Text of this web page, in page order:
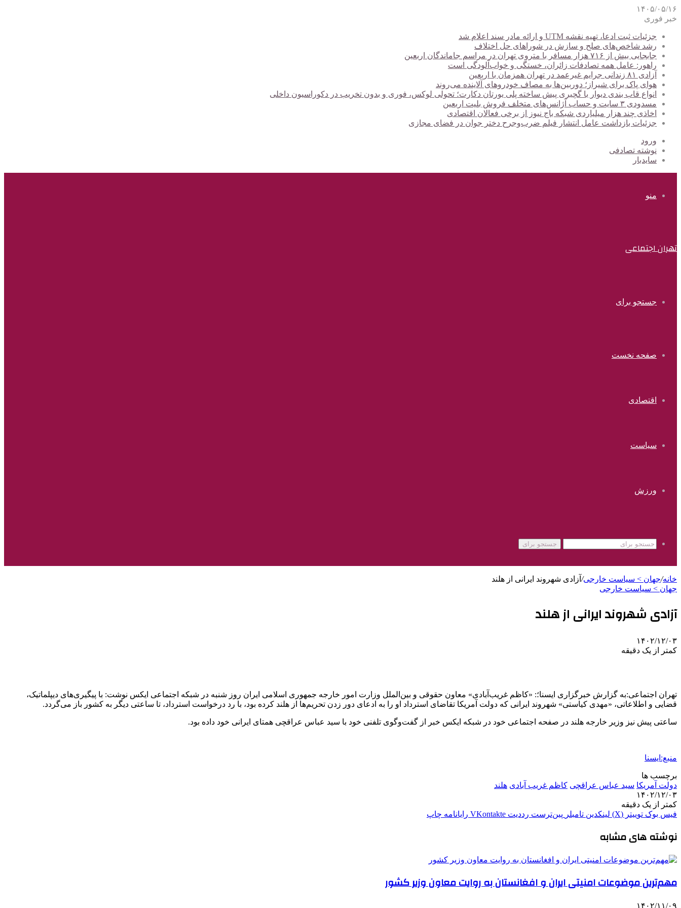
۱۴۰۵/۰۵/۱۶
خبر فوری
جزئیات ثبت ادعا، تهیه نقشه UTM و ارائه مادر سند اعلام شد
رشد شاخص‌های صلح و سازش در شوراهای حل اختلاف
جابجایی بیش از ۷۱۶ هزار مسافر با متروی تهران در مراسم جاماندگان اربعین
راهور: عامل همه تصادفات زائران، خستگی و خواب‌آلودگی است
آزادی ۸۱ زندانی جرایم غیرعمد در تهران همزمان با اربعین
هوای پاک برای شیراز؛ دوربین‌ها به مصاف خودروهای آلاینده می‌روند
انواع قاب بندی دیوار با گچبری پیش ساخته پلی یورتان دکارت؛ تحولی لوکس، فوری و بدون تخریب در دکوراسیون داخلی
مسدودی ۳ سایت و حساب آژانس‌های متخلف فروش بلیت اربعین
اخاذی چند هزار میلیاردی شبکه باج نیوز از برخی فعالان اقتصادی
جزئیات بازداشت عامل انتشار فیلم ضرب‌وجرح دختر جوان در فضای مجازی
ورود
نوشته تصادفی
سایدبار
منو
تهران اجتماعی
جستجو برای
صفحه نخست
اقتصادی
سیاست
ورزش
جستجو برای
خانه/جهان > سیاست خارجی/ آزادی شهروند ایرانی از هلند
جهان > سیاست خارجی
آزادی شهروند ایرانی از هلند
۱۴۰۲/۱۲/۰۳
کمتر از یک دقیقه
تهران اجتماعی:به گزارش خبرگزاری ایسنا؛: «کاظم غریب‌آبادی» معاون حقوقی و بین‌الملل وزارت امور خارجه جمهوری اسلامی ایران روز شنبه در شبکه اجتماعی ایکس نوشت: با پیگیری‌های دیپلماتیک،
قضایی و اطلاعاتی، «مهدی کیاستی» شهروند ایرانی که دولت آمریکا تقاضای استرداد او را به ادعای دور زدن تحریم‌ها از هلند کرده بود، با رد درخواست استرداد، تا ساعتی دیگر به کشور باز می‌گردد.
ساعتی پیش نیز وزیر خارجه هلند در صفحه اجتماعی خود در شبکه ایکس خبر از گفت‌وگوی تلفنی خود با سید عباس عراقچی همتای ایرانی خود داده بود.
منبع:ایسنا
برچسب ها
دولت آمریکا سید عباس عراقچی کاظم غریب آبادی هلند
۱۴۰۲/۱۲/۰۳
کمتر از یک دقیقه
فیس بوک توییتر (X) لینکدین ‫تامبلر ‫پین‌ترست ‫رددیت ‫VKontakte رایانامه چاپ
نوشته های مشابه
مهم‌ترین موضوعات امنیتی ایران و افغانستان به روایت معاون وزیر کشور
۱۴۰۲/۱۱/۰۹